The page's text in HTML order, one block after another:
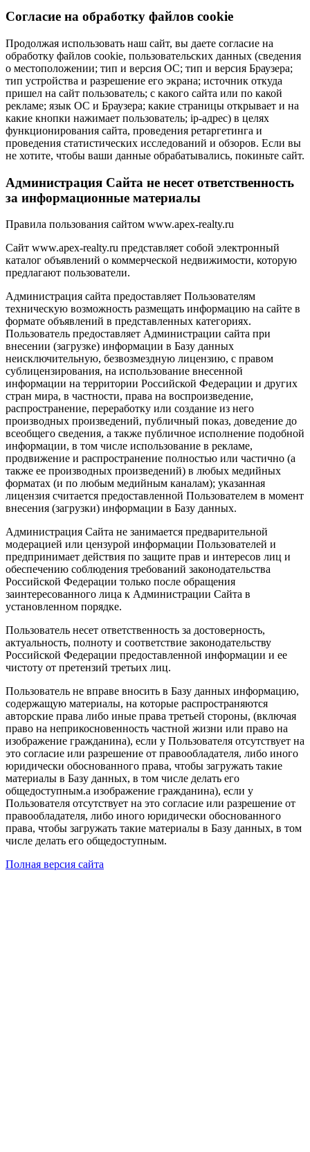
Cогласие на обработку файлов cookie
Продолжая использовать наш сайт, вы даете согласие на
обработку файлов cookie, пользовательских данных (сведения
о местоположении; тип и версия ОС; тип и версия Браузера;
тип устройства и разрешение его экрана; источник откуда
пришел на сайт пользователь; с какого сайта или по какой
рекламе; язык ОС и Браузера; какие страницы открывает и на
какие кнопки нажимает пользователь; ip-адрес) в целях
функционирования сайта, проведения ретаргетинга и
проведения статистических исследований и обзоров. Если вы
не хотите, чтобы ваши данные обрабатывались, покиньте сайт.
Администрация Сайта не несет ответственность
за информационные материалы
Правила пользования сайтом www.apex-realty.ru
Сайт www.apex-realty.ru представляет собой электронный
каталог объявлений о коммерческой недвижимости, которую
предлагают пользователи.
Администрация сайта предоставляет Пользователям
техническую возможность размещать информацию на сайте в
формате объявлений в представленных категориях.
Пользователь предоставляет Администрации сайта при
внесении (загрузке) информации в Базу данных
неисключительную, безвозмездную лицензию, с правом
сублицензирования, на использование внесенной
информации на территории Российской Федерации и других
стран мира, в частности, права на воспроизведение,
распространение, переработку или создание из него
производных произведений, публичный показ, доведение до
всеобщего сведения, а также публичное исполнение подобной
информации, в том числе использование в рекламе,
продвижение и распространение полностью или частично (а
также ее производных произведений) в любых медийных
форматах (и по любым медийным каналам); указанная
лицензия считается предоставленной Пользователем в момент
внесения (загрузки) информации в Базу данных.
Администрация Сайта не занимается предварительной
модерацией или цензурой информации Пользователей и
предпринимает действия по защите прав и интересов лиц и
обеспечению соблюдения требований законодательства
Российской Федерации только после обращения
заинтересованного лица к Администрации Сайта в
установленном порядке.
Пользователь несет ответственность за достоверность,
актуальность, полноту и соответствие законодательству
Российской Федерации предоставленной информации и ее
чистоту от претензий третьих лиц.
Пользователь не вправе вносить в Базу данных информацию,
содержащую материалы, на которые распространяются
авторские права либо иные права третьей стороны, (включая
право на неприкосновенность частной жизни или право на
изображение гражданина), если у Пользователя отсутствует на
это согласие или разрешение от правообладателя, либо иного
юридически обоснованного права, чтобы загружать такие
материалы в Базу данных, в том числе делать его
общедоступным.а изображение гражданина), если у
Пользователя отсутствует на это согласие или разрешение от
правообладателя, либо иного юридически обоснованного
права, чтобы загружать такие материалы в Базу данных, в том
числе делать его общедоступным.
Полная версия сайта